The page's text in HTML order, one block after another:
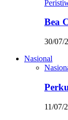
Bea
30/07/
Nasional
11/07/